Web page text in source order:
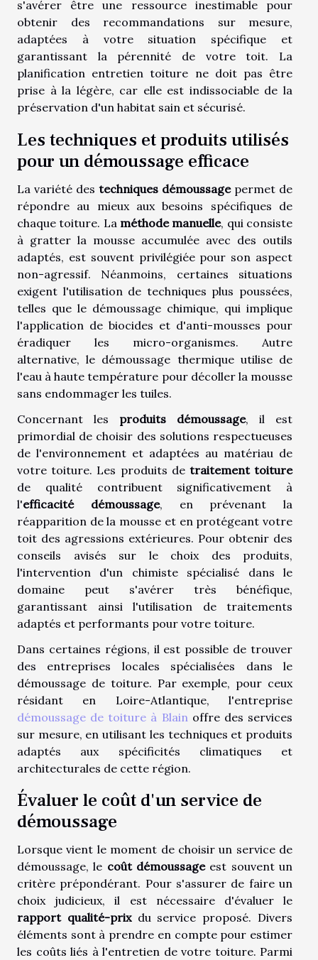
s'avérer être une ressource inestimable pour
obtenir des recommandations sur mesure,
adaptées à votre situation spécifique et
garantissant la pérennité de votre toit. La
planification entretien toiture ne doit pas être
prise à la légère, car elle est indissociable de la
préservation d'un habitat sain et sécurisé.
Les techniques et produits utilisés
pour un démoussage efficace
La variété des techniques démoussagepermet de
répondre au mieux aux besoins spécifiques de
chaque toiture. La méthode manuelle, qui consiste
à gratter la mousse accumulée avec des outils
adaptés, est souvent privilégiée pour son aspect
non-agressif. Néanmoins, certaines situations
exigent l'utilisation de techniques plus poussées,
telles que le démoussage chimique, qui implique
l'application de biocides et d'anti-mousses pour
éradiquer les micro-organismes. Autre
alternative, le démoussage thermique utilise de
l'eau à haute température pour décoller la mousse
sans endommager les tuiles.
Concernant les produits démoussage, il est
primordial de choisir des solutions respectueuses
de l'environnement et adaptées au matériau de
votre toiture. Les produits de traitement toiture
de qualité contribuent significativement à
l'efficacité démoussage, en prévenant la
réapparition de la mousse et en protégeant votre
toit des agressions extérieures. Pour obtenir des
conseils avisés sur le choix des produits,
l'intervention d'un chimiste spécialisé dans le
domaine peut s'avérer très bénéfique,
garantissant ainsi l'utilisation de traitements
adaptés et performants pour votre toiture.
Dans certaines régions, il est possible de trouver
des entreprises locales spécialisées dans le
démoussage de toiture. Par exemple, pour ceux
résidant en Loire-Atlantique, l'entreprise
démoussage de toiture à Blain offre des services
sur mesure, en utilisant les techniques et produits
adaptés aux spécificités climatiques et
architecturales de cette région.
Évaluer le coût d'un service de
démoussage
Lorsque vient le moment de choisir un service de
démoussage, le coût démoussageest souvent un
critère prépondérant. Pour s'assurer de faire un
choix judicieux, il est nécessaire d'évaluer le
rapport qualité-prixdu service proposé. Divers
éléments sont à prendre en compte pour estimer
les coûts liés à l'entretien de votre toiture. Parmi